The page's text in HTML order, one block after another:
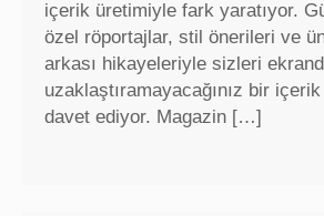
içerik üretimiyle fark yaratıyor.
özel röportajlar, stil önerileri ve
arkası hikayeleriyle sizleri
uzaklaştıramayacağınız bir
davet ediyor. Magazin […]